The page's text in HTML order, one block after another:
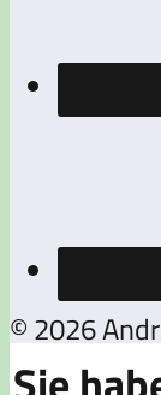
© 2026